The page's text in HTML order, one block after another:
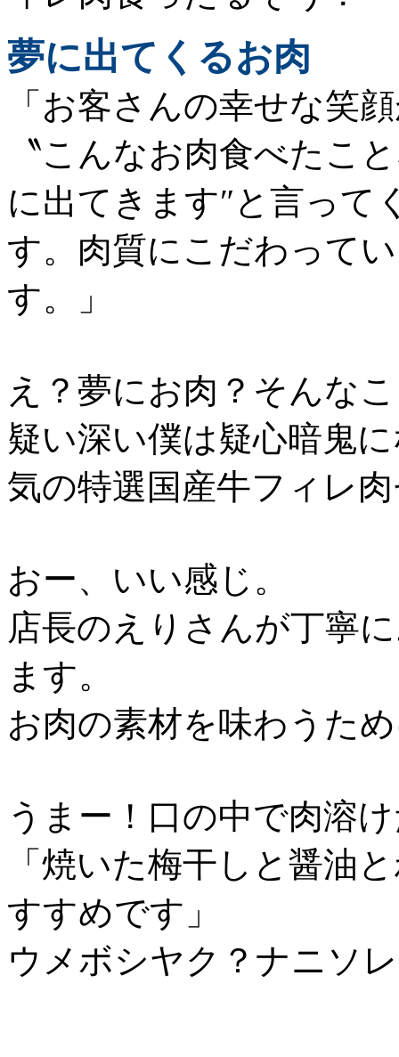
夢に出てくるお肉
「お客さんの幸せな笑
〝こんなお肉食べたこ
に出てきます″と言って
す。 肉質にこだわって
す。
」
え？夢にお肉？そんな
疑い深い僕は疑心暗鬼
気の特選国産牛フィレ
おー、いい感じ。
店長のえりさんが丁寧
ます。
お肉の素材を味わうた
うまー！口の中で肉溶
「焼いた梅干しと醤油
すすめです」
ウメボシヤク？ナニソ